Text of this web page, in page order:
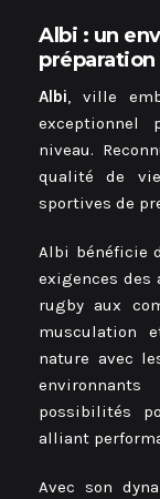
Albi : un
Albi, ville
niveau.
qualité de
sportives de
Albi bénéficie
exigences des
rugby aux
musculation
nature avec
possibilités
alliant
Avec son